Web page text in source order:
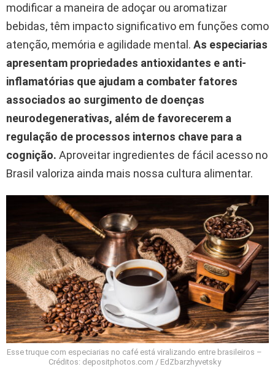
modificar a maneira de adoçar ou aromatizar
bebidas, têm impacto significativo em funções como
atenção, memória e agilidade mental. As especiarias
apresentam propriedades antioxidantes e anti-
inflamatórias que ajudam a combater fatores
associados ao surgimento de doenças
neurodegenerativas, além de favorecerem a
regulação de processos internos chave para a
cognição. Aproveitar ingredientes de fácil acesso no
Brasil valoriza ainda mais nossa cultura alimentar.
Esse truque com especiarias no café está viralizando entre brasileiros –
Créditos: depositphotos.com / EdZbarzhyvetsky